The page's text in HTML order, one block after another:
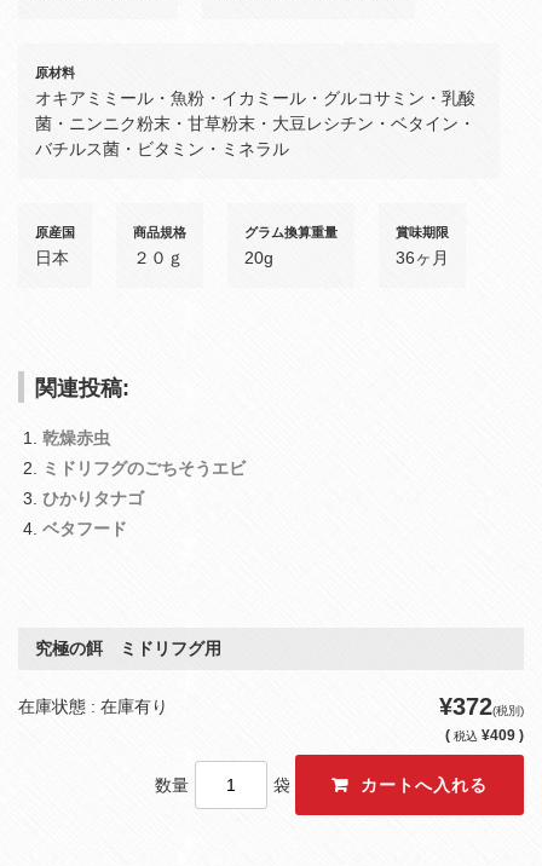
原材料
オキアミミール・魚粉・イカミール・グルコサミン・乳酸
菌・ニンニク粉末・甘草粉末・大豆レシチン・ベタイン・
バチルス菌・ビタミン・ミネラル
原産国
日本
商品規格
２０ｇ
グラム換算重量
20g
賞味期限
36ヶ月
関連投稿:
乾燥赤虫
ミドリフグのごちそうエビ
ひかりタナゴ
ベタフード
究極の餌 ミドリフグ用
在庫状態 : 在庫有り ¥372(税別)
( 税込 ¥409 )
数量 袋